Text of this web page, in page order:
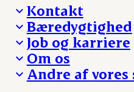
Kontakt
Besøg Danish Crown
Presse og nyheder
Reklamationer
Whistleblower
Øvrige henvendelser
Bæredygtighed
Fra jord til bord
Hverdagen
Ansvarlighed og nøgletal
Job og karriere
Arbejd med os
Ledige stillinger
Om os
Hvem er vi
Andre af vores